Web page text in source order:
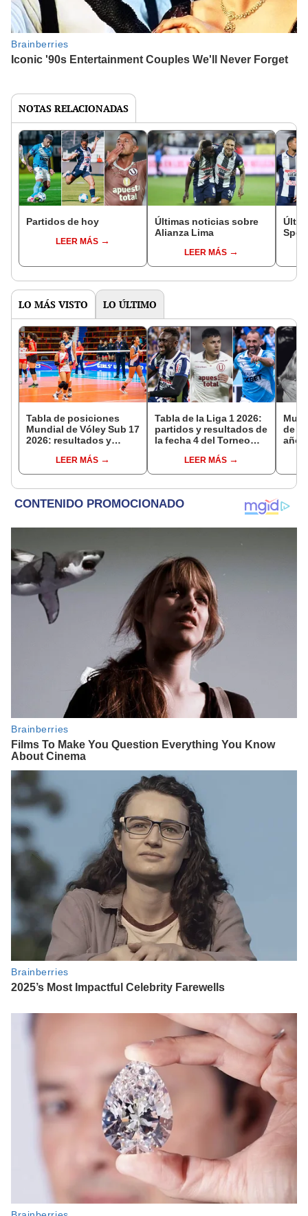
NOTAS RELACIONADAS
Partidos de hoy
LEER MÁS
Últimas noticias sobre
Alianza Lima
LEER MÁS
LO MÁS VISTO LO ÚLTIMO
Tabla de posiciones
Mundial de Vóley Sub 17
2026: resultados y
de gruposLEER MÁS
Tabla de la Liga 1 2026:
partidos y resultados de
la fecha 4 del Torneo
del Acumulado
LEER MÁS
de